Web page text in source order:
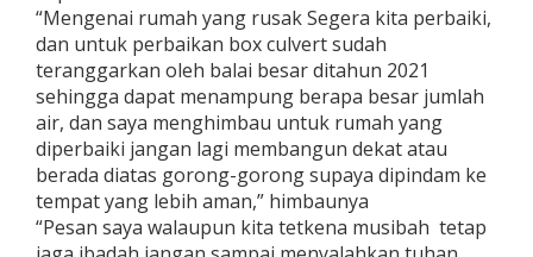
“Mengenai rumah yang rusak Segera kita perbaiki,
dan untuk perbaikan box culvert sudah
teranggarkan oleh balai besar ditahun 2021
sehingga dapat menampung berapa besar jumlah
air, dan saya menghimbau untuk rumah yang
diperbaiki jangan lagi membangun dekat atau
berada diatas gorong-gorong supaya dipindam ke
tempat yang lebih aman,” himbaunya
“Pesan saya walaupun kita tetkena musibah tetap